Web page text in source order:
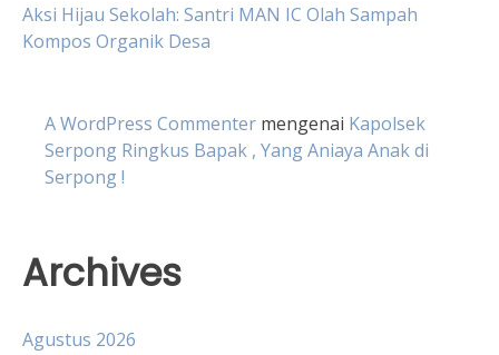
Aksi Hijau Sekolah: Santri MAN IC Olah Sampah
Kompos Organik Desa
A WordPress Commenter mengenai Kapolsek
Serpong Ringkus Bapak , Yang Aniaya Anak di
Serpong !
Archives
Agustus 2026